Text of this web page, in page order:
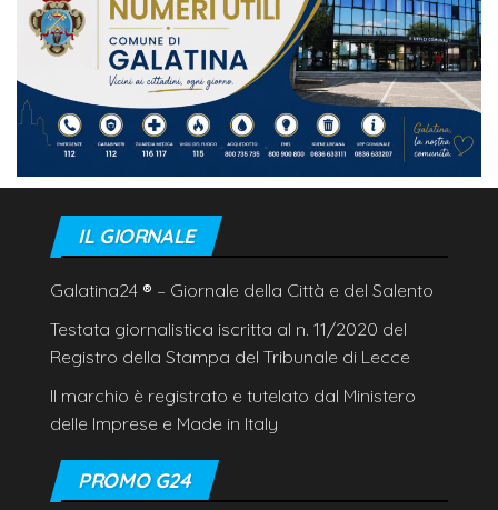
IL GIORNALE
Galatina24 ® – Giornale della Città e del Salento
Testata giornalistica iscritta al n. 11/2020 del
Registro della Stampa del Tribunale di Lecce
Il marchio è registrato e tutelato dal Ministero
delle Imprese e Made in Italy
PROMO G24